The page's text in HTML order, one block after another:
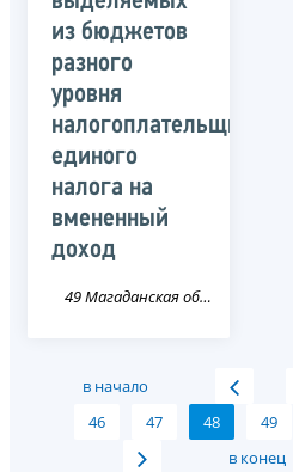
из бюджетов
разного
уровня
налогоплательщикам
единого
налога на
вмененный
доход
49 Магаданская область
в начало
46
47 48 49
в конец